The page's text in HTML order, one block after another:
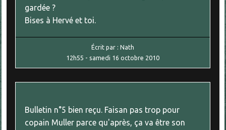
gardée ?
Bises à Hervé et toi.
Écrit par :Nath
12h55 - samedi 16 octobre 2010
Bulletin n°5 bien reçu. Faisan pas trop pour
copain Muller parce qu'après, ça va être son